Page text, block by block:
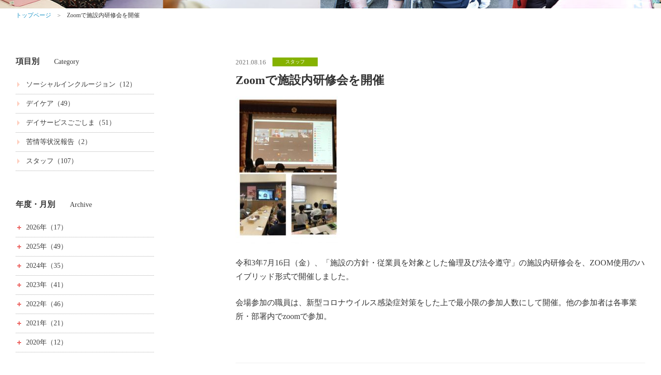
トップページ ＞ Zoomで施設内研修会を開催
項目別 Category
ソーシャルインクルージョン（12）
デイケア（49）
デイサービスごごしま（51）
苦情等状況報告（2）
スタッフ（107）
年度・月別 Archive
2026年（17）
2025年（49）
2024年（35）
2023年（41）
2022年（46）
2021年（21）
2020年（12）
2021.08.16 スタッフ
Zoomで施設内研修会を開催
令和3年7月16日（金）、「施設の方針・従業員を対象とした倫理及び法令遵守」の施設内研修会を、ZOOM使用のハ
イブリッド形式で開催しました。
会場参加の職員は、新型コロナウイルス感染症対策をした上で最小限の参加人数にして開催。他の参加者は各事業
所・部署内でzoomで参加。